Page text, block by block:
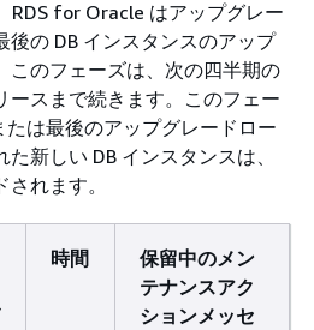
RDS for Oracle はアップグレー
後の DB インスタンスのアップ
このフェーズは、次の四半期の
ースまで続きます。このフェー
は最後のアップグレードロー
新しい DB インスタンスは、
れます。
時間
保留中のメン
テナンスアク
ションメッセ